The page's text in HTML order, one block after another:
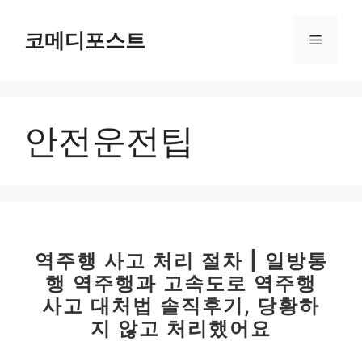
코메디포스트 메
안전운전팁
역주행 사고 처리 절차 | 일방통
행 역주행과 고속도로 역주행
사고 대처법 솔직후기, 당황하
지 않고 처리했어요